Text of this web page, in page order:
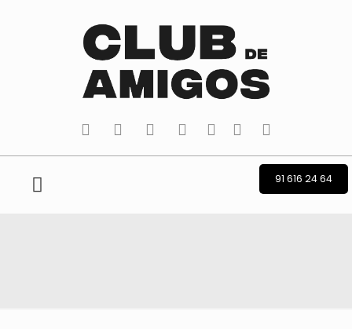
tiktokfacebook
instagram
TwitterYoutube
Telegramwhatsapp
91 616 24 64